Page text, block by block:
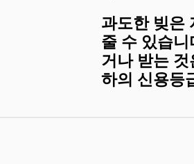
과도한 빚은
줄 수 있습
거나 받는
하의 신용등